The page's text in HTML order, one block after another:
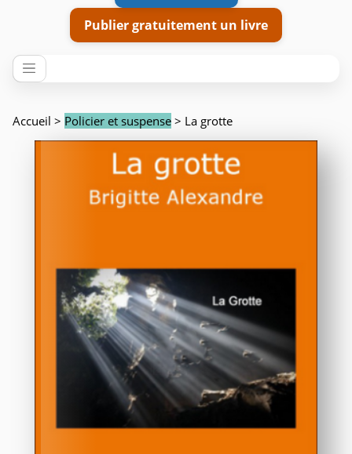
Publier gratuitement un livre
Accueil > Policier et suspense > La grotte